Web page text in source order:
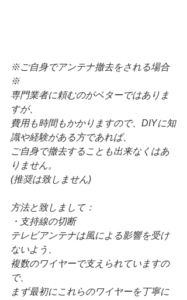
※ご自身でアンテナ撤去をされる場合
※
専門業者に頼むのがベターではありま
すが、
費用も時間もかかりますので、DIYに知
識や経験がある方であれば、
ご自身で撤去することも出来なくはあ
りません。
(推奨は致しません)
方法と致しまして：
・支持線の切断
テレビアンテナは風による影響を受け
ないよう、
複数のワイヤーで支えられていますの
で、
まず最初にこれらのワイヤーを丁寧に